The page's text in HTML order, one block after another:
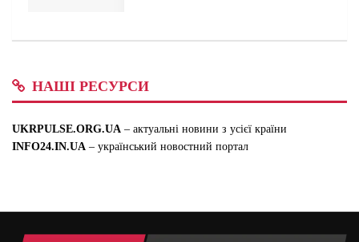
НАШІ РЕСУРСИ
UKRPULSE.ORG.UA – актуальні новини з усієї країни
INFO24.IN.UA – український новостний портал